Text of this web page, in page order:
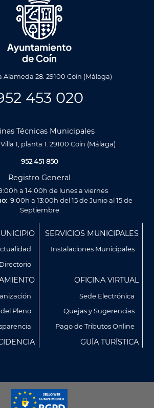
propias y de terceros para analizar
mostrarte publicidad relacionada con
base a un perfil elaborado a partir de tus
Alameda 28. 29100 Coín (Málaga)
453 020
Técnicas Municipales
1, planta 1. 29100 Coín (Málaga)
952 451 850
Registro General
a 14:00h de lunes a viernes
9:00h a 13:00h del 15 de Junio al 15 de
Septiembre
Directorio
SERVICIOS MUNICIPALES
Instalaciones Municipales
Pleno
OFICINA VIRTUAL
Sede Electrónica
Quejas y Sugerencias
Pago de Tributos Online
GUÍA TURÍSTICA